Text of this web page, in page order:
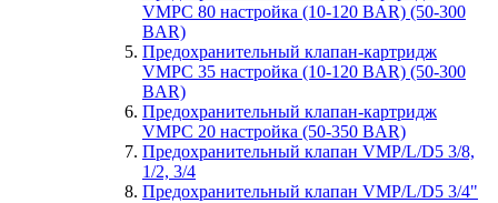
VMPC 80 настройка (10-120 BAR) (50-300
BAR)
Предохранительный клапан-картридж
VMPC 35 настройка (10-120 BAR) (50-300
BAR)
Предохранительный клапан-картридж
VMPC 20 настройка (50-350 BAR)
Предохранительный клапан VMP/L/D5 3/8,
1/2, 3/4
Предохранительный клапан VMP/L/D5 3/4"